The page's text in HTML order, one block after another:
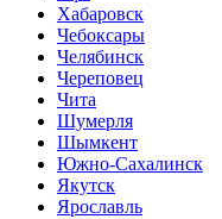
Хабаровск
Чебоксары
Челябинск
Череповец
Чита
Шумерля
Шымкент
Южно-Сахалинск
Якутск
Ярославль